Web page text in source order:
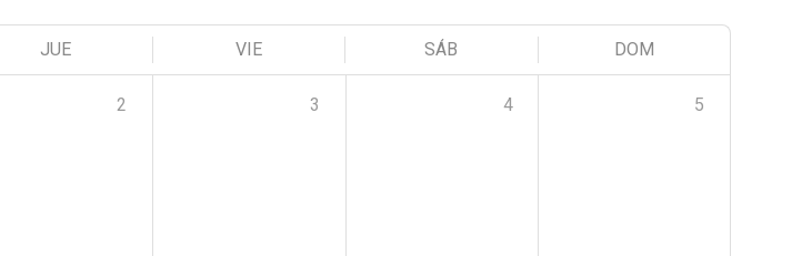
JUE VIE SÁB DOM
2 3 4 5